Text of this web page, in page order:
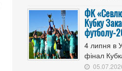
ФК
Кубку
футболу-
4 липня в
фінал